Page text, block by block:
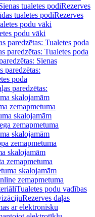
tualetes podiRezerves
tualetes podiRezerves
podu vāki
podu vāki
paredzētas: Tualetes poda
paredzētas: Tualetes poda
Sienas
paredzētas:
poda
paredzētas:
skalojamām
zemapmetuma
skalojamām
zemapmetuma
skalojamām
zemapmetuma
skalojamām
zemapmetuma
skalojamām
zemapmetuma
Tualetes podu vadības
Rezerves daļas
ar elektronisku